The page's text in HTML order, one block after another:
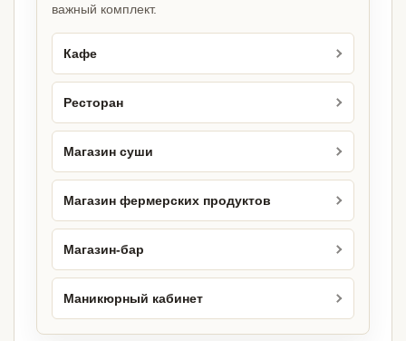
важный комплект.
Кафе
Ресторан
Магазин суши
Магазин фермерских продуктов
Магазин-бар
Маникюрный кабинет